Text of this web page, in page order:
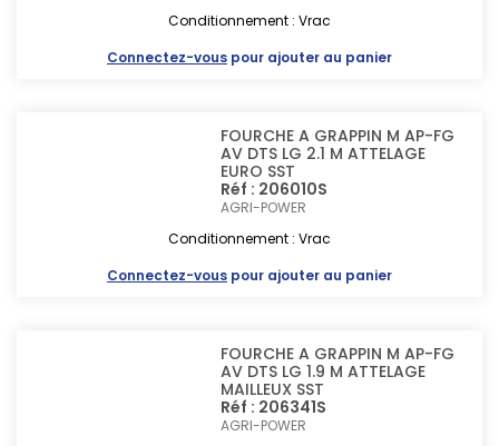
Conditionnement : Vrac
Connectez-vous pour ajouter au panier
FOURCHE A GRAPPIN M AP-FG
AV DTS LG 2.1 M ATTELAGE
EURO SST
Réf : 206010S
AGRI-POWER
Conditionnement : Vrac
Connectez-vous pour ajouter au panier
FOURCHE A GRAPPIN M AP-FG
AV DTS LG 1.9 M ATTELAGE
MAILLEUX SST
Réf : 206341S
AGRI-POWER